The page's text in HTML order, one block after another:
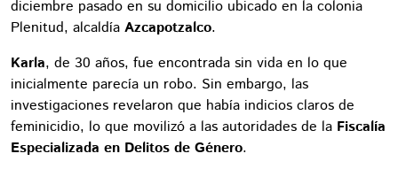
diciembre pasado en su domicilio ubicado en la colonia
Plenitud, alcaldía Azcapotzalco.
Karla, de 30 años, fue encontrada sin vida en lo que
inicialmente parecía un robo. Sin embargo, las
investigaciones revelaron que había indicios claros de
feminicidio, lo que movilizó a las autoridades de la Fiscalía
Especializada en Delitos de Género.